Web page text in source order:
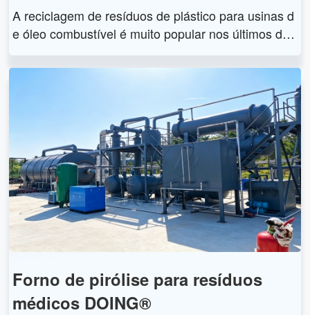
A reciclagem de resíduos de plástico para usinas d
e óleo combustível é muito popular nos últimos dia
biental. Na maioria dos países, as pessoas lidam c
om resíduos de pneus e plásticos em aterros ou na
queima. Mas causa poluição grave ao meio ambien
te e provavelmente pode levar a um desastre de in
cêndio ou à propagação de doenças. Por outro lad
o, a reciclagem de resíduos plásticos em fábricas d
e óleo combustível é uma forma verde de gestão d
e resíduos. A reciclagem de resíduos de plástico e
m usinas de petróleo pode converter resíduos de pl
ástico em óleo combustível e negro de fumo, que t
êm bom valor de mercado e trazem enormes lucro
Forno de pirólise para resíduos
médicos DOING®